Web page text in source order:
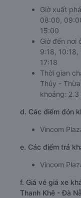
Giờ xuất
08:00,
15:00
Giờ đến nơi
9:18, 10:18,
17:18
Thời gian
Thủy -
khoảng: 2.3
d. Các điểm đón
Vincom
e. Các điểm trả
Vincom
f. Giá vé giá xe
Thanh Khê - Đà